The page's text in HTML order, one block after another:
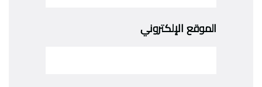
الموقع الإلكتروني